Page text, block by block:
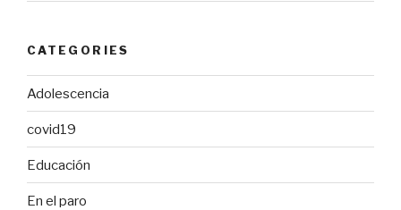
CATEGORIES
Adolescencia
covid19
Educación
En el paro